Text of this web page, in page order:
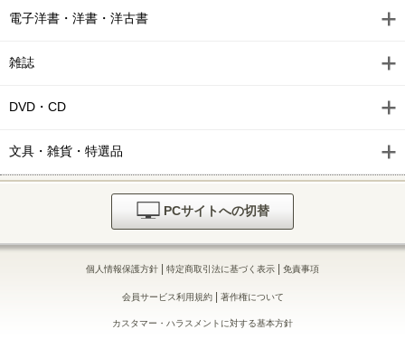
電子洋書・洋書・洋古書
雑誌
DVD・CD
文具・雑貨・特選品
PCサイトへの切替
個人情報保護方針 | 特定商取引法に基づく表示 | 免責事項
会員サービス利用規約| 著作権について
カスタマー・ハラスメントに対する基本方針